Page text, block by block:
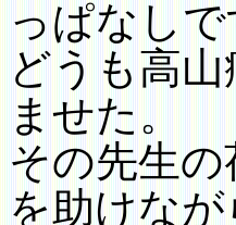
っぱなしで
どうも高
ませた。
その先生
を助けな